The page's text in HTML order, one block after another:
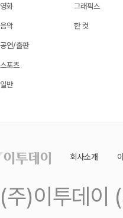
영화
음악
공연/출판
스포츠
일반
그래픽스
한 컷
회사소개
(주)이투데이